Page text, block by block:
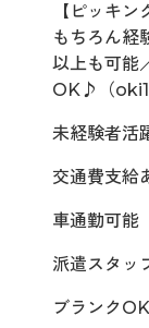
【ピッキ
もちろん経
以上も可能
OK♪（
未経験者活
交通費支給
車通勤可能
派遣スタッ
ブランクOK